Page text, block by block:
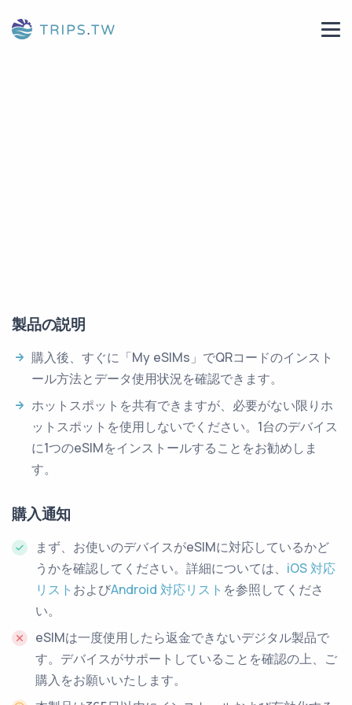
製品の説明
購入後、すぐに「My eSIMs」でQRコードのインスト
ール方法とデータ使用状況を確認できます。
ホットスポットを共有できますが、必要がない限りホ
ットスポットを使用しないでください。1台のデバイス
に1つのeSIMをインストールすることをお勧めしま
す。
購入通知
まず、お使いのデバイスがeSIMに対応しているかど
うかを確認してください。詳細については、 iOS 対応
リスト およびAndroid 対応リスト を参照してくださ
い。
eSIMは一度使用したら返金できないデジタル製品で
す。デバイスがサポートしていることを確認の上、ご
購入をお願いいたします。